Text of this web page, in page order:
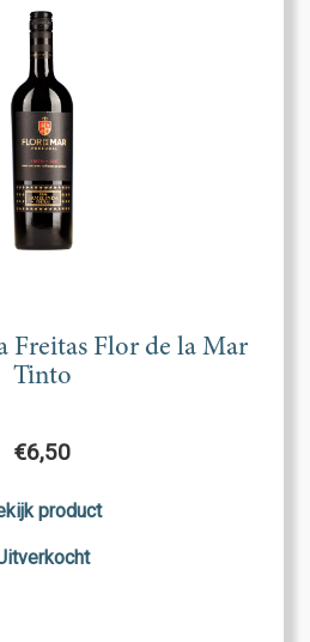
Freitas Flor de la Mar
Tinto
€6,50
product